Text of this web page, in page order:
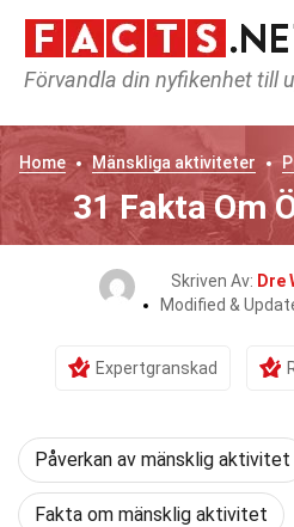
Förvandla din nyfikenhet till
Home Mänskliga aktiviteter
31 Fakta Om
Skriven Av: Dre
Modified &
Expertgranskad
Påverkan av mänsklig aktivitet
Fakta om mänsklig aktivitet